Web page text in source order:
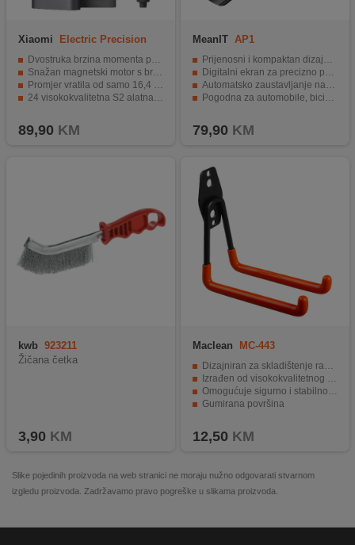
Xiaomi
Electric Precision
Dvostruka brzina momenta precizne kontrole.
Snažan magnetski motor s brzinom do 170 okretaja u minuti.
Promjer vratila od samo 16,4 mm.
24 visokokvalitetna S2 alatna čelika za šrafljenje.
89,90 KM
MeanIT AP1
Prijenosni i kompaktan dizajn za jednostavno nošenje
Digitalni ekran za precizno podešavanje pritiska
Automatsko zaustavljanje nakon dostizanja željene vrijednosti
Pogodna za automobile, bicikle, motocikle i romobile
79,90 KM
kwb 923211
Žičana četka
3,90 KM
Maclean MC-443
Dizajniran za skladištenje raznih vrsta predmeta
Izrađen od visokokvalitetnog čelika
Omogućuje sigurno i stabilno skladištenje predmeta težine do 50 kg
Gumirana površina
12,50 KM
Slike pojedinih proizvoda na web stranici ne moraju nužno odgovarati stvarnom
izgledu proizvoda. Zadržavamo pravo pogreške u slikama proizvoda.